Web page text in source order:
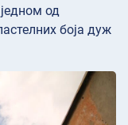
од
боја дуж